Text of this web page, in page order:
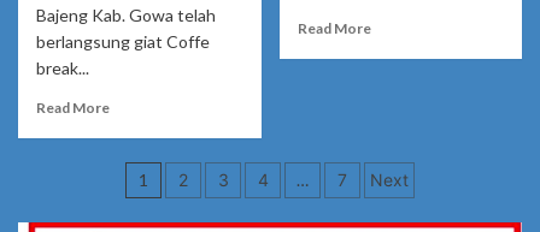
Bajeng Kab. Gowa telah
berlangsung giat Coffe
break...
Read MoreRead
Kapolsek
Bajeng
Read MoreRead
jadi
makmur
Navigasi
pos
1 2 3 4 … 7 Next